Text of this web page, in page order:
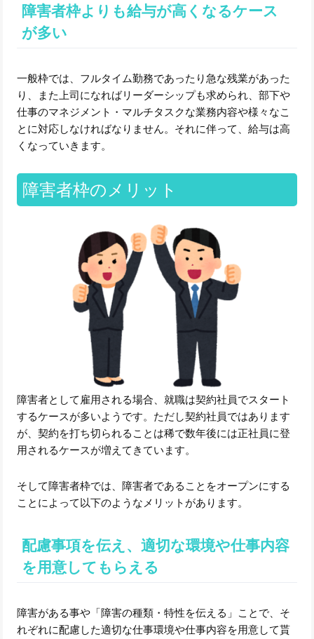
障害者枠よりも給与が高くなるケース
が多い
一般枠では、フルタイム勤務であったり急な残業があった
り、また上司になればリーダーシップも求められ、部下や
仕事のマネジメント・マルチタスクな業務内容や様々なこ
とに対応しなければなりません。それに伴って、給与は高
くなっていきます。
障害者枠のメリット
障害者として雇用される場合、就職は契約社員でスタート
するケースが多いようです。ただし契約社員ではあります
が、契約を打ち切られることは稀で数年後には正社員に登
用されるケースが増えてきています。
そして障害者枠では、障害者であることをオープンにする
ことによって以下のようなメリットがあります。
配慮事項を伝え、適切な環境や仕事内容
を用意してもらえる
障害がある事や「障害の種類・特性を伝える」ことで、そ
れぞれに配慮した適切な仕事環境や仕事内容を用意して貰